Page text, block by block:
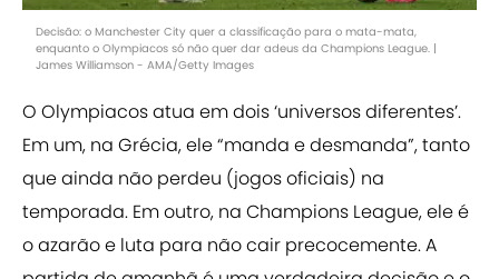
Decisão: o Manchester City quer a classificação para o mata-mata,
enquanto o Olympiacos só não quer dar adeus da Champions League. |
James Williamson - AMA/Getty Images
O Olympiacos atua em dois ‘universos diferentes’.
Em um, na Grécia, ele “manda e desmanda”, tanto
que ainda não perdeu (jogos oficiais) na
temporada. Em outro, na Champions League, ele é
o azarão e luta para não cair precocemente. A